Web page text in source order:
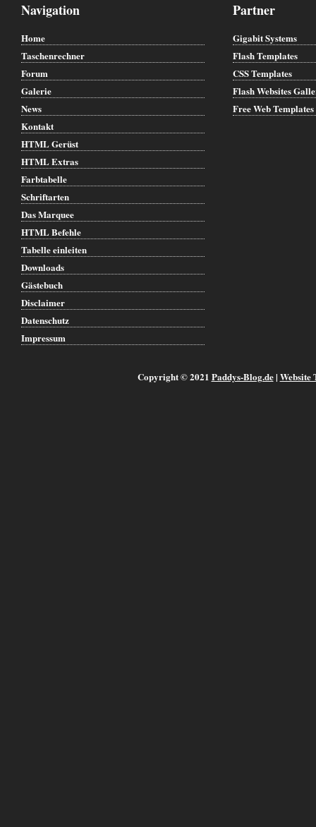
Navigation
Home
Taschenrechner
Forum
Galerie
News
Kontakt
HTML Gerüst
HTML Extras
Farbtabelle
Schriftarten
Das Marquee
HTML Befehle
Tabelle einleiten
Downloads
Gästebuch
Disclaimer
Datenschutz
Impressum
Partner
Gigabit Systems
Flash Templates
CSS Templates
Flash Websites
Free Web Templates
Copyright © 2021 Paddys-Blog.de| Website